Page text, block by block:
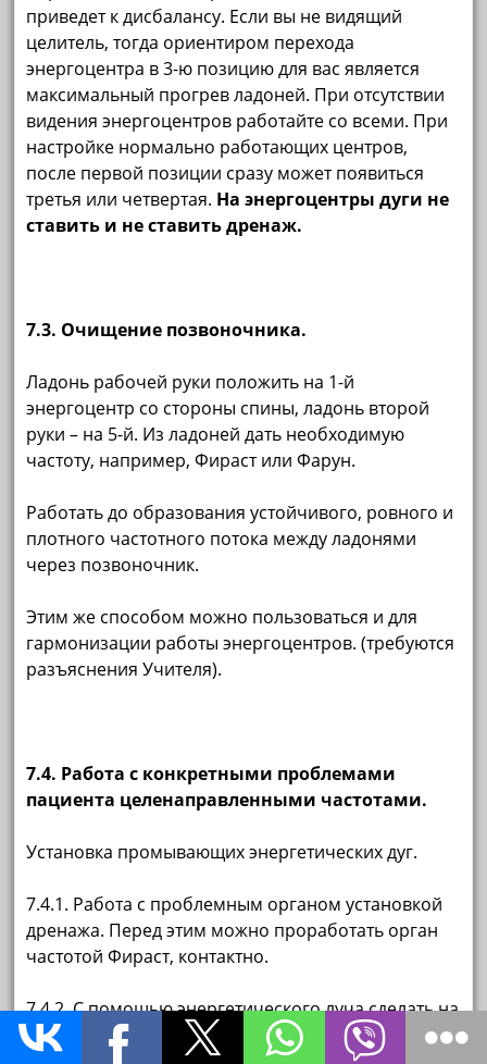
приведет к дисбалансу. Если вы не видящий
целитель, тогда ориентиром перехода
энергоцентра в 3-ю позицию для вас является
максимальный прогрев ладоней. При отсутствии
видения энергоцентров работайте со всеми. При
настройке нормально работающих центров,
после первой позиции сразу может появиться
третья или четвертая. На энергоцентры дуги не
ставить и не ставить дренаж.
7.3. Очищение позвоночника.
Ладонь рабочей руки положить на 1-й
энергоцентр со стороны спины, ладонь второй
руки – на 5-й. Из ладоней дать необходимую
частоту, например, Фираст или Фарун.
Работать до образования устойчивого, ровного и
плотного частотного потока между ладонями
через позвоночник.
Этим же способом можно пользоваться и для
гармонизации работы энергоцентров. (требуются
разъяснения Учителя).
7.4. Работа с конкретными проблемами
пациента целенаправленными частотами.
Установка промывающих энергетических дуг.
7.4.1. Работа с проблемным органом установкой
дренажа. Перед этим можно проработать орган
частотой Фираст, контактно.
7.4.2. С помощью энергетического луча сделать на
проблемном органе (его энерготеле)